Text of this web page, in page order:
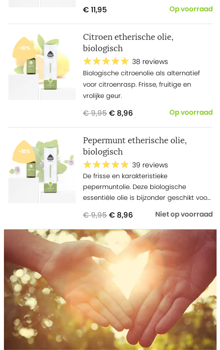
€ 11,95 Op voorraad
-10%
Citroen etherische olie,
biologisch
38 reviews
Biologische citroenolie als alternatief
voor citroenrasp. Frisse, fruitige en
vrolijke geur.
€ 9,95€ 8,96 Op voorraad
-10%
Pepermunt etherische olie,
biologisch
39 reviews
De frisse en karakteristieke
pepermuntolie. Deze biologische
essentiële olie is bijzonder geschikt voor
€ 9,95€ 8,96 Niet op voorraad